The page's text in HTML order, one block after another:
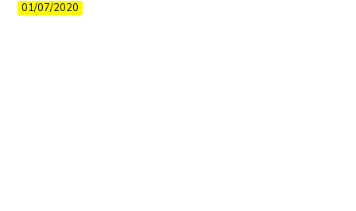
01/07/2020